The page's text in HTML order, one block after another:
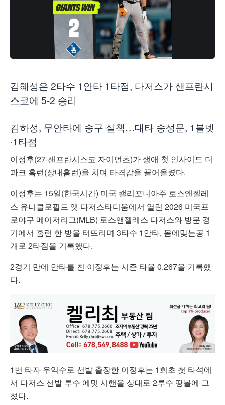
김혜성은 2타수 1안타 1타점, 다저스가 샌프란시
스코에 5-2 승리
김하성, 무안타에 송구 실책…대타 송성문, 1볼넷
·1타점
이정후(27·샌프란시스코 자이언츠)가 생애 첫 인사이드 더
파크 홈런(장내홈런)을 치며 타격감을 끌어올렸다.
이정후는 15일(한국시간) 미국 캘리포니아주 로스앤젤레
스 유니클로필드 앳 다저스타디움에서 열린 2026 미국프
로야구 메이저리그(MLB) 로스앤젤레스 다저스와 방문 경
기에서 홈런 한 방을 터뜨리며 3타수 1안타, 몸에맞는공 1
개로 2타점을 기록했다.
2경기 만에 안타를 친 이정후는 시즌 타율 0.267을 기록했
다.
1번 타자 우익수로 선발 출장한 이정후는 1회초 첫 타석에
서 다저스 선발 투수 에밋 시핸을 상대로 2루수 땅볼에 그
쳤다.